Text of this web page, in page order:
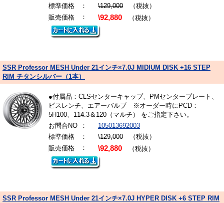
標準価格
： \129,000 （税抜）
販売価格
： \92,880 （税抜）
SSR Professor MESH Under 21インチ×7.0J MIDIUM DISK +16 STEP
RIM チタンシルバー（1本）
●付属品：CLSセンターキャップ、PMセンタープレート、
ビスレンチ、エアーバルブ ※オーダー時にPCD：
5H100、114.3＆120（マルチ） をご指定下さい。
お問合NO
：
105013692003
標準価格
： \129,000 （税抜）
販売価格
： \92,880 （税抜）
SSR Professor MESH Under 21インチ×7.0J HYPER DISK +6 STEP RIM